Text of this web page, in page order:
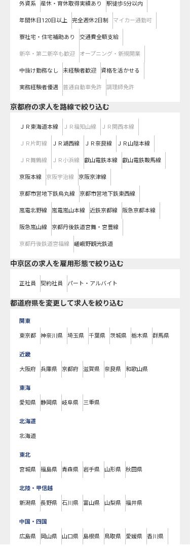
外資系 産休・育休取得実績あり 駅徒歩5分以内
年間休日120日以上 完全週休2日制 マイカー通勤可
寮社宅・住宅補助あり 交通費全額支給
新卒・第二新卒も歓迎 オープニング・新規開業
中抜け勤務なし 未経験者歓迎 資格を活かせる
実務経験者優遇 普通自動車免許 調理師免許
京都府の求人を路線で絞り込む
ＪＲ東海道本線 ＪＲ福知山線 ＪＲ関西本線
ＪＲ片町線 ＪＲ湖西線 ＪＲ奈良線 ＪＲ山陰本線
ＪＲ舞鶴線 ＪＲ小浜線 叡山電鉄本線 叡山電鉄鞍馬線
京阪本線 京阪宇治線 京阪京津線
京都市営地下鉄烏丸線 京都市営地下鉄東西線
嵐電北野線 嵐電嵐山本線 近鉄京都線 阪急京都本線
阪急嵐山線 京都丹後鉄道宮舞・宮豊線
京都丹後鉄道宮福線 嵯峨野観光鉄道
中京区の求人を雇用形態で絞り込む
正社員 契約社員 パート・アルバイト
都道府県を変更して求人を絞り込む
関東
東京都 神奈川県 埼玉県 千葉県 茨城県 栃木県 群馬県
近畿
大阪府 兵庫県 京都府 滋賀県 奈良県 和歌山県
東海
愛知県 静岡県 岐阜県 三重県
北海道
北海道
東北
宮城県 福島県 青森県 岩手県 山形県 秋田県
北陸・甲信越
新潟県 長野県 石川県 富山県 山梨県 福井県
中国・四国
広島県 岡山県 山口県 島根県 鳥取県 愛媛県 香川県